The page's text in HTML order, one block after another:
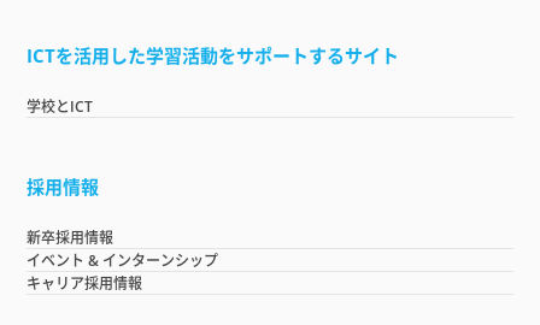
ICTを活用した学習活動をサポートするサイト
学校とICT
採用情報
新卒採用情報
イベント & インターンシップ
キャリア採用情報